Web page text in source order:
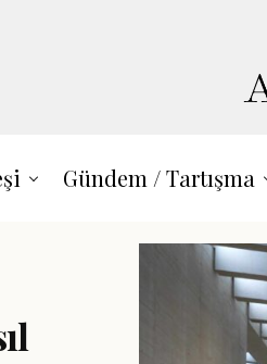
Gündem / Tartışma